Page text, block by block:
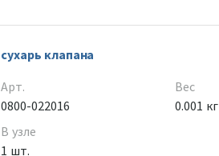
сухарь клапана
Арт.
0800-022016
В узле
1 шт.
Вес
0.001 кг